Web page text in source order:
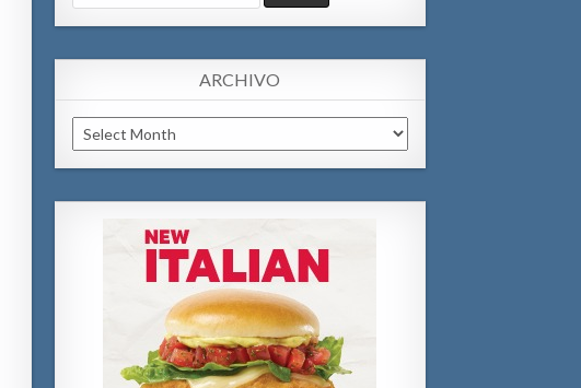
for:
ARCHIVO
Archivo